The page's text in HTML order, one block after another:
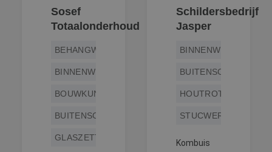
Sosef
Totaalonderhoud
BEHANGWERK
BINNENWERK
BOUWKUNDIG
BUITENSCHILDERWERK
GLASZETTEN
Schildersbedrijf
Jasper
BINNENWERK
HOUTROTREPARATIE
STUCWERK
Kombuis